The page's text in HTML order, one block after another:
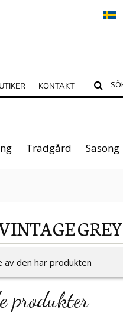
KONTAKT
Trädgård Säsong
GREY
den här produkten
produkter